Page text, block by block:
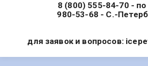
8 (800) 555-84-70 -
980-53-68 - С.-
для заявок и вопросов: